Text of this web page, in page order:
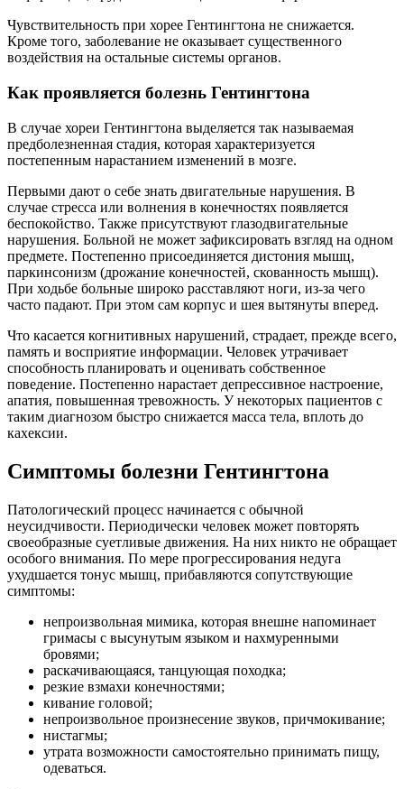
Чувствительность при хорее Гентингтона не снижается.
Кроме того, заболевание не оказывает существенного
воздействия на остальные системы органов.
Как проявляется болезнь Гентингтона
В случае хореи Гентингтона выделяется так называемая
предболезненная стадия, которая характеризуется
постепенным нарастанием изменений в мозге.
Первыми дают о себе знать двигательные нарушения. В
случае стресса или волнения в конечностях появляется
беспокойство. Также присутствуют глазодвигательные
нарушения. Больной не может зафиксировать взгляд на одном
предмете. Постепенно присоединяется дистония мышц,
паркинсонизм (дрожание конечностей, скованность мышц).
При ходьбе больные широко расставляют ноги, из-за чего
часто падают. При этом сам корпус и шея вытянуты вперед.
Что касается когнитивных нарушений, страдает, прежде всего,
память и восприятие информации. Человек утрачивает
способность планировать и оценивать собственное
поведение. Постепенно нарастает депрессивное настроение,
апатия, повышенная тревожность. У некоторых пациентов с
таким диагнозом быстро снижается масса тела, вплоть до
кахексии.
Симптомы болезни Гентингтона
Патологический процесс начинается с обычной
неусидчивости. Периодически человек может повторять
своеобразные суетливые движения. На них никто не обращает
особого внимания. По мере прогрессирования недуга
ухудшается тонус мышц, прибавляются сопутствующие
симптомы:
непроизвольная мимика, которая внешне напоминает
гримасы с высунутым языком и нахмуренными
бровями;
раскачивающаяся, танцующая походка;
резкие взмахи конечностями;
кивание головой;
непроизвольное произнесение звуков, причмокивание;
нистагмы;
утрата возможности самостоятельно принимать пищу,
одеваться.